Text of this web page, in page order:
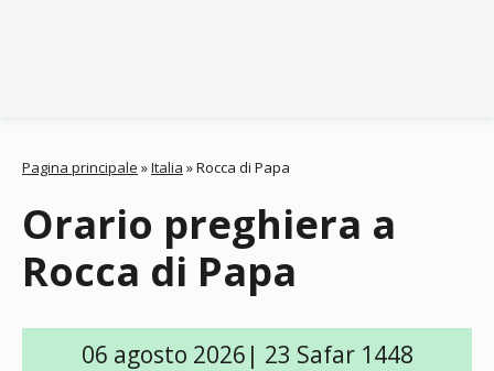
Pagina principale »Italia »Rocca di Papa
Orario preghiera a
Rocca di Papa
06 agosto 2026| 23 Safar 1448